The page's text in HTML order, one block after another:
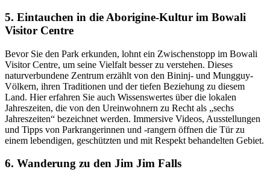
5. Eintauchen in die Aborigine-Kultur im Bowali
Visitor Centre
Bevor Sie den Park erkunden, lohnt ein Zwischenstopp im Bowali
Visitor Centre, um seine Vielfalt besser zu verstehen. Dieses
naturverbundene Zentrum erzählt von den Bininj- und Mungguy-
Völkern, ihren Traditionen und der tiefen Beziehung zu diesem
Land. Hier erfahren Sie auch Wissenswertes über die lokalen
Jahreszeiten, die von den Ureinwohnern zu Recht als „sechs
Jahreszeiten“ bezeichnet werden. Immersive Videos, Ausstellungen
und Tipps von Parkrangerinnen und -rangern öffnen die Tür zu
einem lebendigen, geschützten und mit Respekt behandelten Gebiet.
6. Wanderung zu den Jim Jim Falls